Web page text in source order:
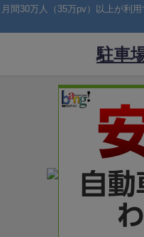
月間30万人（35万pv）以上が利
駐車